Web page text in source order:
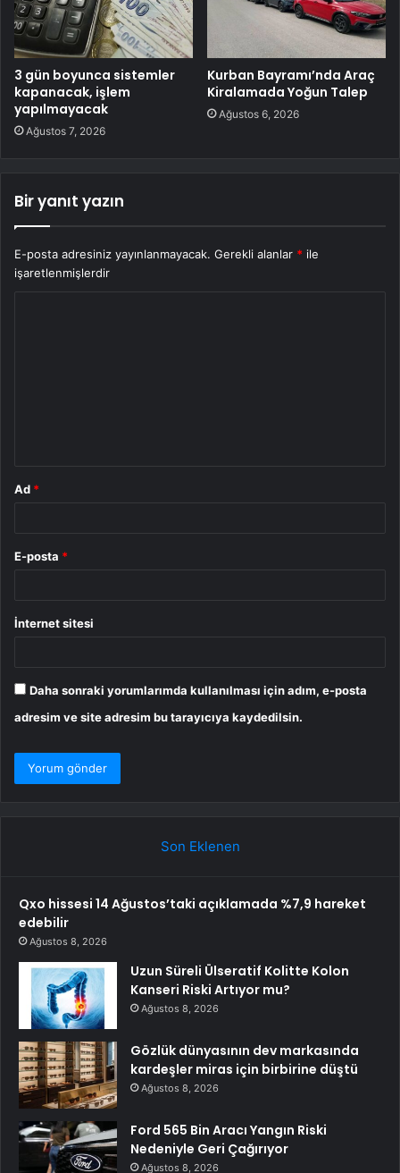
3 gün boyunca sistemler
kapanacak, işlem
yapılmayacak
Ağustos 7, 2026
Kurban Bayramı’nda Araç
Kiralamada Yoğun Talep
Ağustos 6, 2026
Bir yanıt yazın
E-posta adresiniz yayınlanmayacak. Gerekli alanlar * ile
işaretlenmişlerdir
Ad *
E-posta *
İnternet sitesi
Daha sonraki yorumlarımda kullanılması için adım, e-posta
adresim ve site adresim bu tarayıcıya kaydedilsin.
Son Eklenen
Qxo hissesi 14 Ağustos’taki açıklamada %7,9 hareket
edebilir
Ağustos 8, 2026
Uzun Süreli Ülseratif Kolitte Kolon
Kanseri Riski Artıyor mu?
Ağustos 8, 2026
Gözlük dünyasının dev markasında
kardeşler miras için birbirine düştü
Ağustos 8, 2026
Ford 565 Bin Aracı Yangın Riski
Nedeniyle Geri Çağırıyor
Ağustos 8, 2026